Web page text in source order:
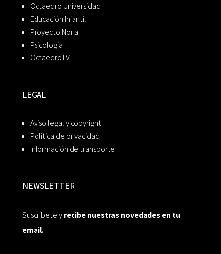
Octaedro Universidad
Educación Infantil
Proyecto Noria
Psicología
OctaedroTV
LEGAL
Aviso legal y copyright
Política de privacidad
Información de transporte
NEWSLETTER
Suscríbete yrecibe nuestras novedades en tu
email.